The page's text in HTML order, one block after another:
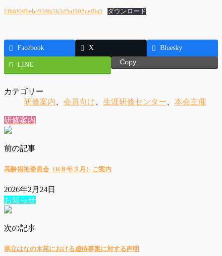
f3bfd04bebc93ffa3b3d5af508cef8a5 ダウンロード
Facebook X Bluesky
LINE Copy
カテゴリー
研修案内
会員向け 生涯研修センター 本会主催
研修案内
前の記事
高齢福祉委員会（R８年３月）ご案内
2026年2月24日
お知らせ
次の記事
県立はなの木苑における虐待事案に対する声明